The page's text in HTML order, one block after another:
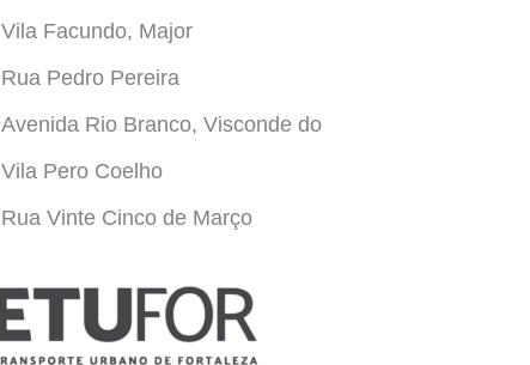
Vila Facundo, Major
Rua Pedro Pereira
Avenida Rio Branco, Visconde do
Vila Pero Coelho
Rua Vinte Cinco de Março